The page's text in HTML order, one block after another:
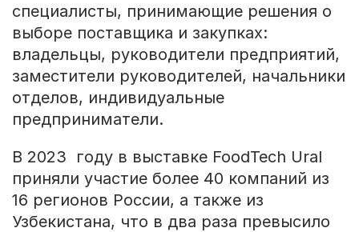
специалисты, принимающие решения о
выборе поставщика и закупках:
владельцы, руководители предприятий,
заместители руководителей, начальники
отделов, индивидуальные
предприниматели.
В 2023 году в выставке FoodTech Ural
приняли участие более 40 компаний из
16 регионов России, а также из
Узбекистана, что в два раза превысило